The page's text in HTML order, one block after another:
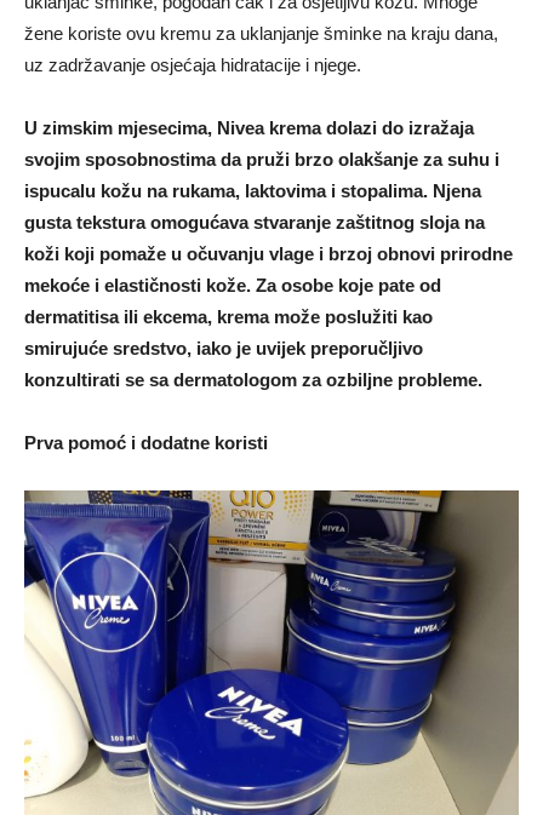
žene koriste ovu kremu za uklanjanje šminke na kraju dana,
uz zadržavanje osjećaja hidratacije i njege.
U zimskim mjesecima, Nivea krema dolazi do izražaja
svojim sposobnostima da pruži brzo olakšanje za suhu i
ispucalu kožu na rukama, laktovima i stopalima. Njena
gusta tekstura omogućava stvaranje zaštitnog sloja na
koži koji pomaže u očuvanju vlage i brzoj obnovi prirodne
mekoće i elastičnosti kože. Za osobe koje pate od
dermatitisa ili ekcema, krema može poslužiti kao
smirujuće sredstvo, iako je uvijek preporučljivo
konzultirati se sa dermatologom za ozbiljne probleme.
Prva pomoć i dodatne koristi